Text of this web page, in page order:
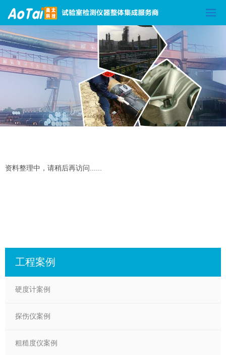
资料整理中，请稍后再访问......
工程案例
硬度计案例
探伤仪案例
粗糙度仪案例